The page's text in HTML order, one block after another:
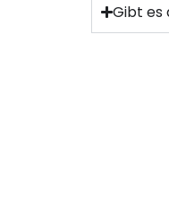
Gibt es